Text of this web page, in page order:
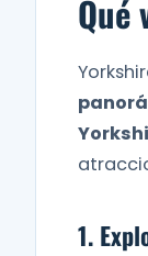
Qué
1.